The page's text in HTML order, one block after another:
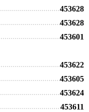
453628
453628
453601
453622
453605
453624
453611